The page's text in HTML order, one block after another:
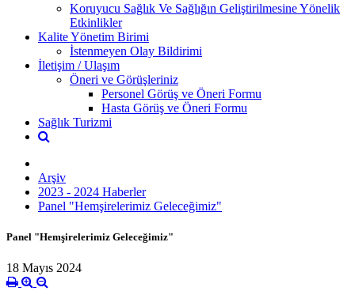
Koruyucu Sağlık Ve Sağlığın Geliştirilmesine Yönelik
Etkinlikler
Kalite Yönetim Birimi
İstenmeyen Olay Bildirimi
İletişim / Ulaşım
Öneri ve Görüşleriniz
Personel Görüş ve Öneri Formu
Hasta Görüş ve Öneri Formu
Sağlık Turizmi
Arşiv
2023 - 2024 Haberler
Panel "Hemşirelerimiz Geleceğimiz"
Panel "Hemşirelerimiz Geleceğimiz"
18 Mayıs 2024